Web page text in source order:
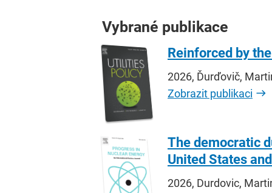
Vybrané publikace
Reinforced by
2026, Ďurďovič,
Zobrazit publikaci
The democratic
United States
2026, Durdovic,